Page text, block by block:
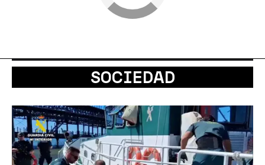
SOCIEDAD